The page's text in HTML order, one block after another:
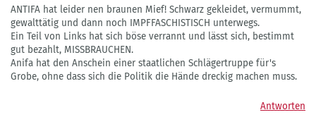
ANTIFA hat leider nen braunen Mief! Schwarz gekleidet, vermummt,
gewalttätig und dann noch IMPFFASCHISTISCH unterwegs.
Ein Teil von Links hat sich böse verrannt und lässt sich, bestimmt
gut bezahlt, MISSBRAUCHEN.
Anifa hat den Anschein einer staatlichen Schlägertruppe für's
Grobe, ohne dass sich die Politik die Hände dreckig machen muss.
Antworten